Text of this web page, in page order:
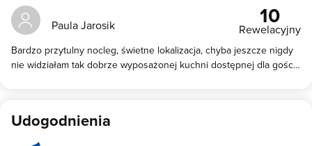
Paula Jarosik 10
Rewelacyjny
Bardzo przytulny nocleg, świetne lokalizacja, chyba jeszcze nigdy
nie widziałam tak dobrze wyposażonej kuchni dostępnej dla gości.
Udogodnienia